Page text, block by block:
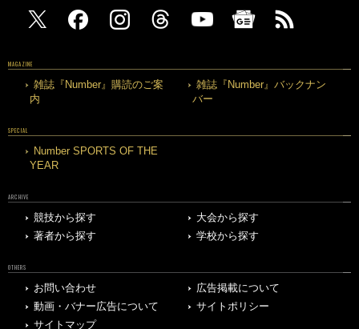
MAGAZINE
雑誌『Number』購読のご案
内
雑誌『Number』バックナン
バー
SPECIAL
Number SPORTS OF THE
YEAR
ARCHIVE
競技から探す
大会から探す
著者から探す
学校から探す
OTHERS
お問い合わせ
広告掲載について
動画・バナー広告について
サイトポリシー
サイトマップ